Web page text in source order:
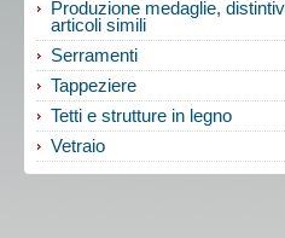
Produzione medaglie,
articoli simili
Serramenti
Tappeziere
Tetti e strutture in legno
Vetraio